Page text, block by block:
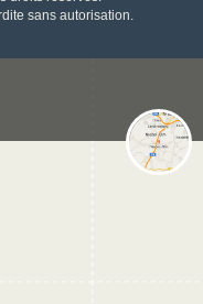
sans autorisation.